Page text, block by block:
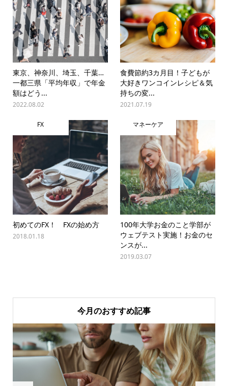
東京、神奈川、埼玉、千葉…
一都三県「平均年収」で年金
額はどう...
2022.08.02
食費節約3カ月目！子どもが
大好きワンコインレシピ＆気
持ちの変...
2021.07.19
FX
初めてのFX！ FXの始め方
2018.01.18
マネーケア
100年大学お金のこと学部が
ウェブテスト実施！お金のセ
ンスが...
2019.03.07
今月のおすすめ記事